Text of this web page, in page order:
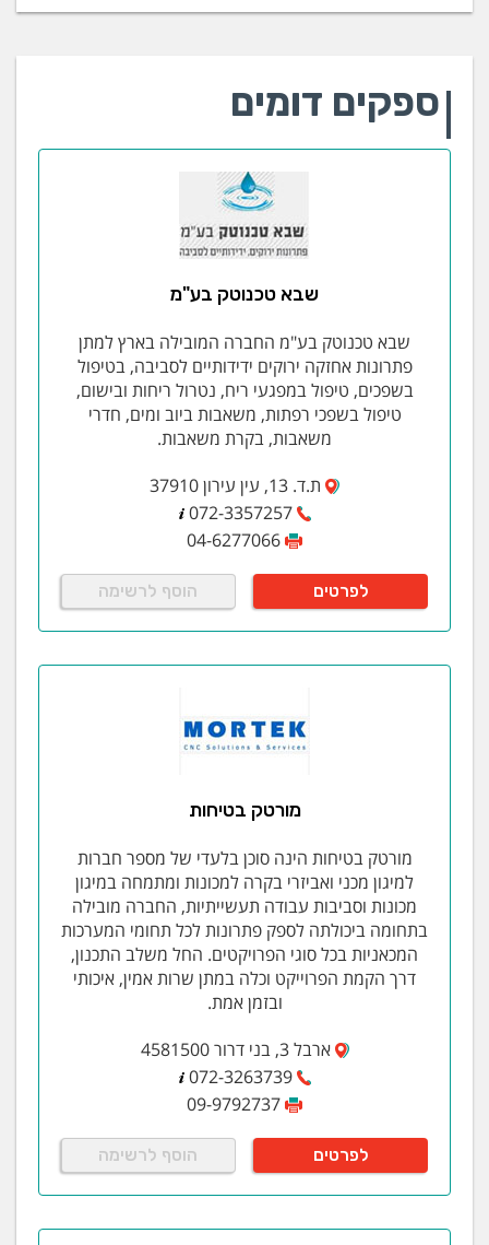
ספקים דומים
שבא טכנוטק בע"מ
שבא טכנוטק בע"מ החברה המובילה בארץ למתן
פתרונות אחזקה ירוקים ידידותיים לסביבה, בטיפול
בשפכים, טיפול במפגעי ריח, נטרול ריחות ובישום,
טיפול בשפכי רפתות, משאבות ביוב ומים, חדרי
משאבות, בקרת משאבות.
ת.ד. 13, עין עירון 37910
072-3357257
04-6277066
לפרטים הוסף לרשימה
מורטק בטיחות
מורטק בטיחות הינה סוכן בלעדי של מספר חברות
למיגון מכני ואביזרי בקרה למכונות ומתמחה במיגון
מכונות וסביבות עבודה תעשייתיות, החברה מובילה
בתחומה ביכולתה לספק פתרונות לכל תחומי המערכות
המכאניות בכל סוגי הפרויקטים. החל משלב התכנון,
דרך הקמת הפרוייקט וכלה במתן שרות אמין, איכותי
ובזמן אמת.
ארבל 3, בני דרור 4581500
072-3263739
09-9792737
לפרטים הוסף לרשימה